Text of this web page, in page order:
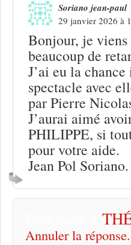
Soriano jean-paul
29 janvier 2026 à
Bonjour, je viens
beaucoup de
J’ai eu la
spectacle avec
par Pierre
J’aurai aimé
PHILIPPE, si
pour votre aide.
Jean Pol Soriano.
Annuler la réponse.